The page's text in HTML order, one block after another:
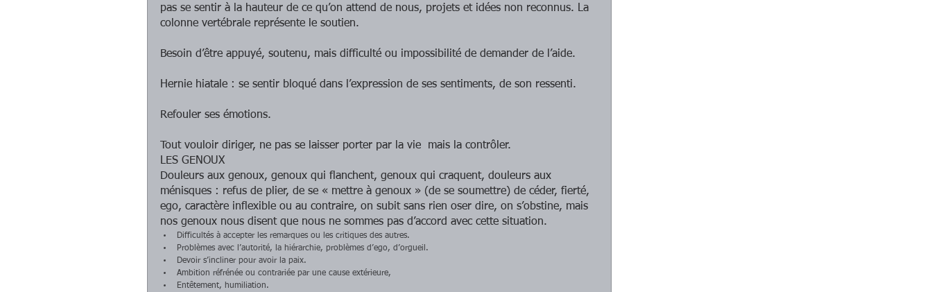
pas se sentir à la hauteur de ce qu’on attend de nous, projets et idées non reconnus. La
colonne vertébrale représente le soutien.
Besoin d’être appuyé, soutenu, mais difficulté ou impossibilité de demander de l’aide.
Hernie hiatale : se sentir bloqué dans l’expression de ses sentiments, de son ressenti.
Refouler ses émotions.
Tout vouloir diriger, ne pas se laisser porter par la vie  mais la contrôler.
LES GENOUX
Douleurs aux genoux, genoux qui flanchent, genoux qui craquent, douleurs aux
ménisques : refus de plier, de se « mettre à genoux » (de se soumettre) de céder, fierté,
ego, caractère inflexible ou au contraire, on subit sans rien oser dire, on s’obstine, mais
nos genoux nous disent que nous ne sommes pas d’accord avec cette situation.
Difficultés à accepter les remarques ou les critiques des autres.
Problèmes avec l’autorité, la hiérarchie, problèmes d’ego, d’orgueil.
Devoir s’incliner pour avoir la paix.
Ambition réfrénée ou contrariée par une cause extérieure,
Entêtement, humiliation.